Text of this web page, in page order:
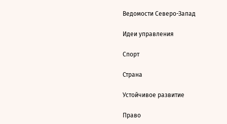
Ведомости Северо-Запад
Идеи управления
Спорт
Страна
Устойчивое развитие
Право